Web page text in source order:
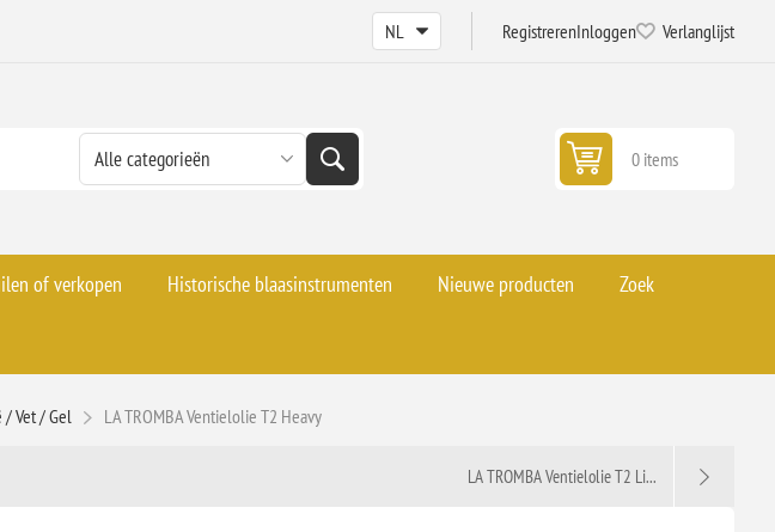
RegistrerenInloggen Verlanglijst
0 items
of verkopen Historische blaasinstrumenten Nieuwe producten Zoek
/ Vet / Gel LA TROMBA Ventielolie T2 Heavy
LA TROMBA Ventielolie T2 Li...